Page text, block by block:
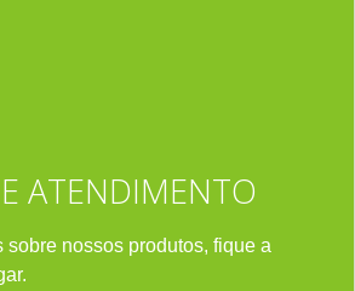
ATENDIMENTO
nossos produtos, fique a